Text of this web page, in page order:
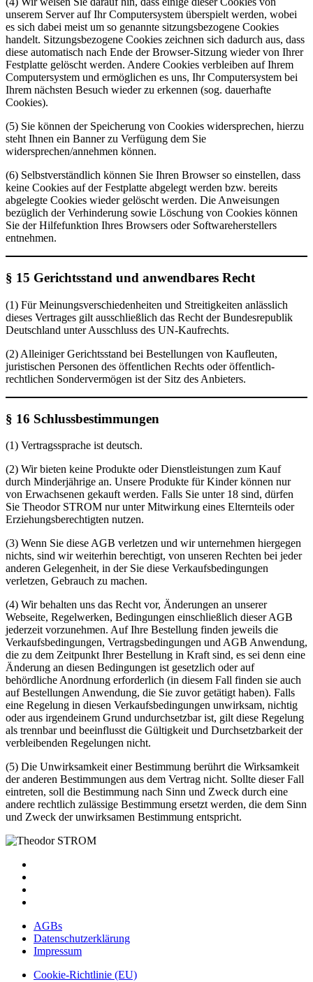
unserem Server auf Ihr Computersystem überspielt werden, wobei
es sich dabei meist um so genannte sitzungsbezogene Cookies
handelt. Sitzungsbezogene Cookies zeichnen sich dadurch aus, dass
diese automatisch nach Ende der Browser-Sitzung wieder von Ihrer
Festplatte gelöscht werden. Andere Cookies verbleiben auf Ihrem
Computersystem und ermöglichen es uns, Ihr Computersystem bei
Ihrem nächsten Besuch wieder zu erkennen (sog. dauerhafte
Cookies).
(5) Sie können der Speicherung von Cookies widersprechen, hierzu
steht Ihnen ein Banner zu Verfügung dem Sie
widersprechen/annehmen können.
(6) Selbstverständlich können Sie Ihren Browser so einstellen, dass
keine Cookies auf der Festplatte abgelegt werden bzw. bereits
abgelegte Cookies wieder gelöscht werden. Die Anweisungen
bezüglich der Verhinderung sowie Löschung von Cookies können
Sie der Hilfefunktion Ihres Browsers oder Softwareherstellers
entnehmen.
§ 15 Gerichtsstand und anwendbares Recht
(1) Für Meinungsverschiedenheiten und Streitigkeiten anlässlich
dieses Vertrages gilt ausschließlich das Recht der Bundesrepublik
Deutschland unter Ausschluss des UN-Kaufrechts.
(2) Alleiniger Gerichtsstand bei Bestellungen von Kaufleuten,
juristischen Personen des öffentlichen Rechts oder öffentlich-
rechtlichen Sondervermögen ist der Sitz des Anbieters.
§ 16 Schlussbestimmungen
(1) Vertragssprache ist deutsch.
(2) Wir bieten keine Produkte oder Dienstleistungen zum Kauf
durch Minderjährige an. Unsere Produkte für Kinder können nur
von Erwachsenen gekauft werden. Falls Sie unter 18 sind, dürfen
Sie Theodor STROM nur unter Mitwirkung eines Elternteils oder
Erziehungsberechtigten nutzen.
(3) Wenn Sie diese AGB verletzen und wir unternehmen hiergegen
nichts, sind wir weiterhin berechtigt, von unseren Rechten bei jeder
anderen Gelegenheit, in der Sie diese Verkaufsbedingungen
verletzen, Gebrauch zu machen.
(4) Wir behalten uns das Recht vor, Änderungen an unserer
Webseite, Regelwerken, Bedingungen einschließlich dieser AGB
jederzeit vorzunehmen. Auf Ihre Bestellung finden jeweils die
Verkaufsbedingungen, Vertragsbedingungen und AGB Anwendung,
die zu dem Zeitpunkt Ihrer Bestellung in Kraft sind, es sei denn eine
Änderung an diesen Bedingungen ist gesetzlich oder auf
behördliche Anordnung erforderlich (in diesem Fall finden sie auch
auf Bestellungen Anwendung, die Sie zuvor getätigt haben). Falls
eine Regelung in diesen Verkaufsbedingungen unwirksam, nichtig
oder aus irgendeinem Grund undurchsetzbar ist, gilt diese Regelung
als trennbar und beeinflusst die Gültigkeit und Durchsetzbarkeit der
verbleibenden Regelungen nicht.
(5) Die Unwirksamkeit einer Bestimmung berührt die Wirksamkeit
der anderen Bestimmungen aus dem Vertrag nicht. Sollte dieser Fall
eintreten, soll die Bestimmung nach Sinn und Zweck durch eine
andere rechtlich zulässige Bestimmung ersetzt werden, die dem Sinn
und Zweck der unwirksamen Bestimmung entspricht.
AGBs
Datenschutzerklärung
Impressum
Cookie-Richtlinie (EU)